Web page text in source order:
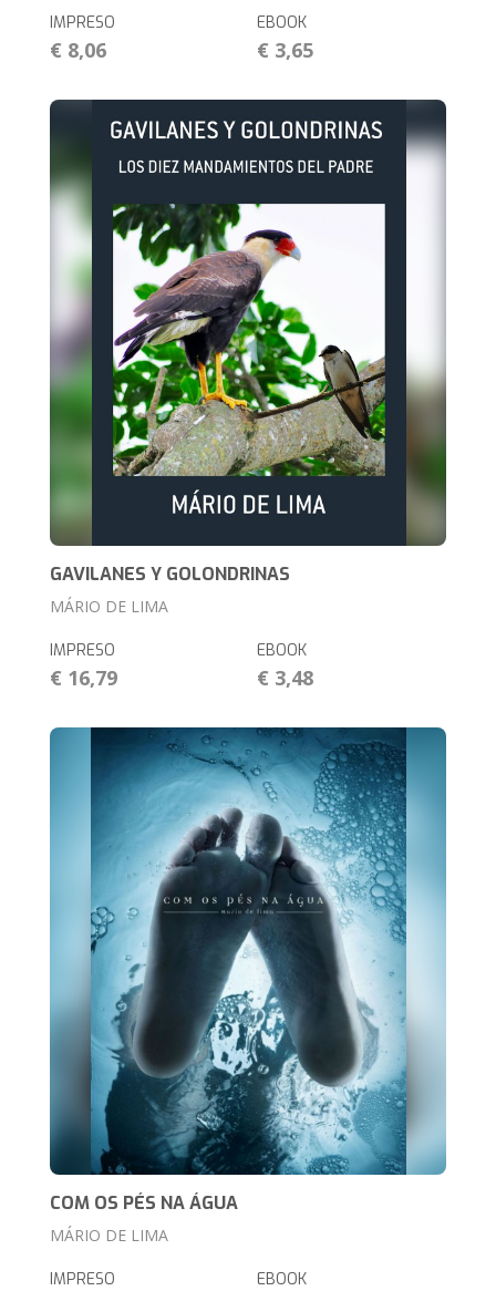
IMPRESO
€ 8,06
EBOOK
€ 3,65
GAVILANES Y GOLONDRINAS
MÁRIO DE LIMA
IMPRESO
€ 16,79
EBOOK
€ 3,48
COM OS PÉS NA ÁGUA
MÁRIO DE LIMA
IMPRESO EBOOK